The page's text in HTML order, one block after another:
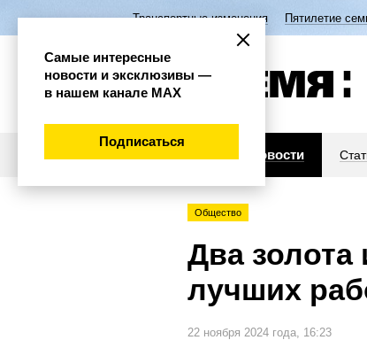
Транспортные изменения Пятилетие
Новости
Общество
Два золота
лучших
22 ноября 2024 года, 16:23
Самые интересные
новости и эксклюзивы —
в нашем канале МАХ
Подписаться